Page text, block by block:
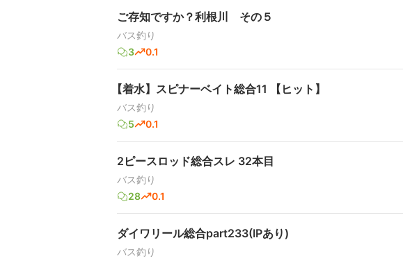
ご存知ですか？利根川 その５
バス釣り
3
0.1
【着水】スピナーベイト総合11 【ヒット】
バス釣り
5
0.1
2ピースロッド総合スレ 32本目
バス釣り
28
0.1
ダイワリール総合part233(IPあり)
バス釣り